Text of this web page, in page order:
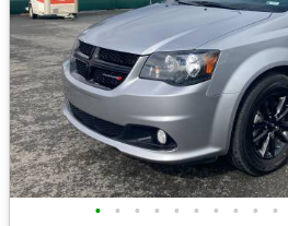
• • • • • • • • • •